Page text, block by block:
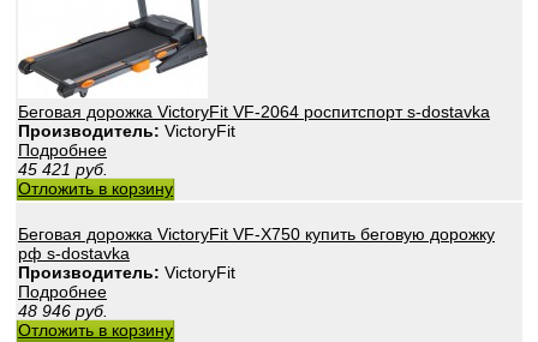
Беговая дорожка VictoryFit VF-2064 роспитспорт s-dostavka
Производитель: VictoryFit
Подробнее
45 421 руб.
Отложить в корзину
Беговая дорожка VictoryFit VF-X750 купить беговую дорожку
рф s-dostavka
Производитель: VictoryFit
Подробнее
48 946 руб.
Отложить в корзину